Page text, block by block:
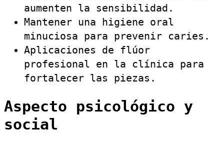
aumenten la sensibilidad.
Mantener una higiene oral
minuciosa para prevenir caries.
Aplicaciones de flúor
profesional en la clínica para
fortalecer las piezas.
Aspecto psicológico y
social